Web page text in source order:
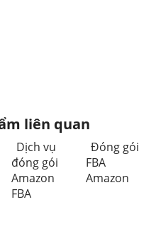
liên quan
Dịch vụ
đóng gói
Amazon
FBA
Đóng gói
FBA
Amazon